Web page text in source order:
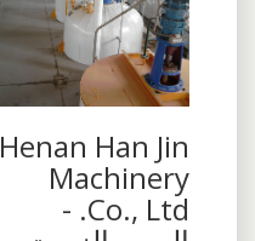
Henan Han Jin
Machinery
Co., Ltd. -